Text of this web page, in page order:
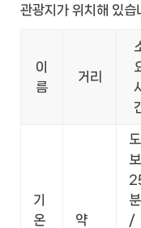
관광지가 위치해 있습
이
름
거리
시
기
온
약
도
보
분
/